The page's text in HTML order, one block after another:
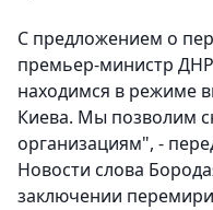
С предложением о
премьер-министр
находимся в режиме
Киева. Мы позволим
организациям", -
Новости слова
заключении